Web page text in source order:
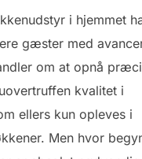
i hjemmet
gæster med
om at opnå
kvalitet i
ellers kun opleves i
Men hvor